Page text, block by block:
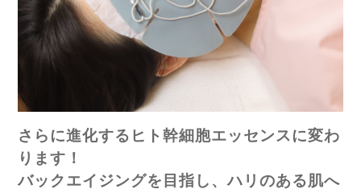
さらに進化するヒト幹細胞エッセンスに変わ
ります！
バックエイジングを目指し、ハリのある肌へ